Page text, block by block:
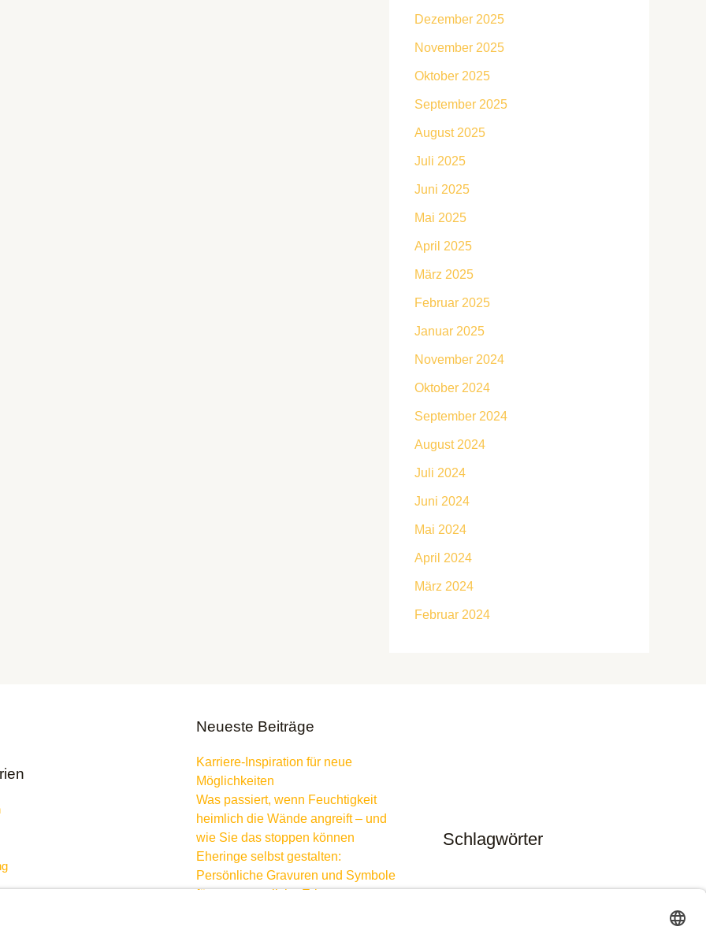
Dezember 2025
November 2025
Oktober 2025
September 2025
August 2025
Juli 2025
Juni 2025
Mai 2025
April 2025
März 2025
Februar 2025
Januar 2025
November 2024
Oktober 2024
September 2024
August 2024
Juli 2024
Juni 2024
Mai 2024
April 2024
März 2024
Februar 2024
Neueste Beiträge
Karriere-Inspiration für neue
Möglichkeiten
Was passiert, wenn Feuchtigkeit
heimlich die Wände angreift – und
wie Sie das stoppen können
Eheringe selbst gestalten:
Persönliche Gravuren und Symbole
für unvergessliche Erinnerungen
Schlagwörter